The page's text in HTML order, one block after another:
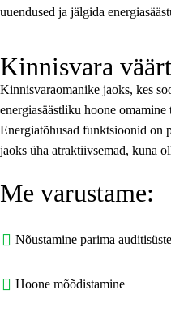
uuendused ja jälgida
Kinnisvara
Kinnisvaraomanike jaoks, kes
energiasäästliku hoone omamine
Energiatõhusad funktsioonid on
jaoks üha atraktiivsemad, kuna
Me varustame:
Nõustamine parima
Hoone mõõdistamine